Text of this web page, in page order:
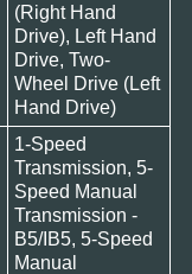
(Right Hand
Drive), Left Hand
Drive, Two-
Wheel Drive (Left
Hand Drive)
1-Speed
Transmission, 5-
Speed Manual
Transmission -
B5/IB5, 5-Speed
Manual